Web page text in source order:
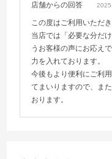
店舗からの回答
この度はご利用いただ
当店では「必要な分だ
うお客様の声にお応え
力を入れております。
今後もより便利にご利
てまいりますので、ま
おります。